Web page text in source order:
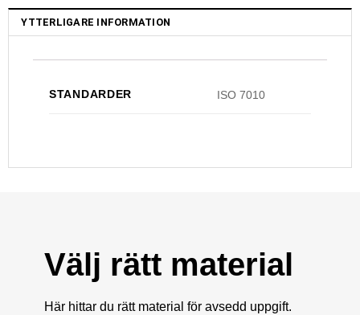
YTTERLIGARE INFORMATION
STANDARDER ISO 7010
Välj rätt material
Här hittar du rätt material för avsedd uppgift.